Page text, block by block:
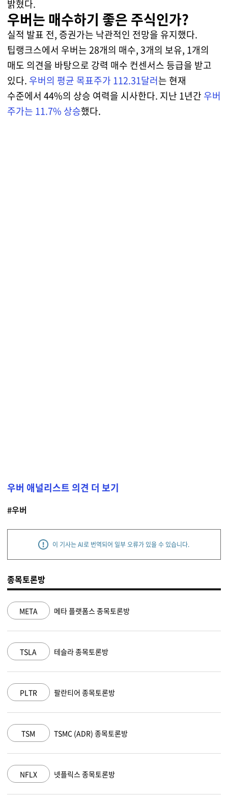
밝혔다.
우버는 매수하기 좋은 주식인가?
실적 발표 전, 증권가는 낙관적인 전망을 유지했다.
팁랭크스에서 우버는 28개의 매수, 3개의 보유, 1개의
매도 의견을 바탕으로 강력 매수 컨센서스 등급을 받고
있다. 우버의 평균 목표주가 112.31달러는 현재
수준에서 44%의 상승 여력을 시사한다. 지난 1년간 우버
주가는 11.7% 상승했다.
우버 애널리스트 의견 더 보기
#우버
이 기사는 AI로 번역되어 일부 오류가 있을 수 있습니다.
종목토론방
META 메타 플랫폼스 종목토론방
TSLA 테슬라 종목토론방
PLTR 팔란티어 종목토론방
TSM TSMC (ADR) 종목토론방
NFLX 넷플릭스 종목토론방